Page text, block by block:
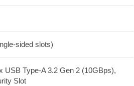
sided slots)
USB Type-A 3.2 Gen 2 (10GBps),
Slot